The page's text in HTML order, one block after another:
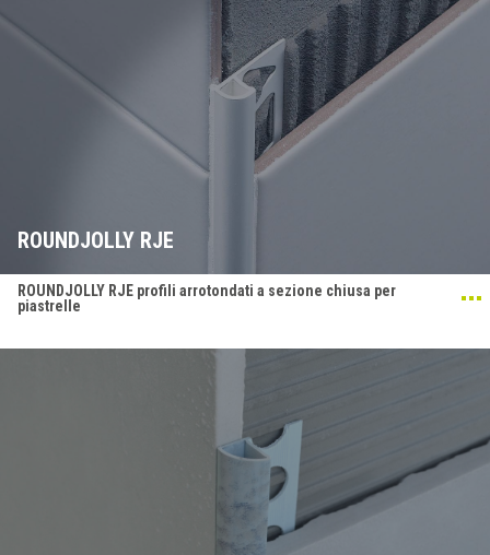
ROUNDJOLLY RJE
ROUNDJOLLY RJE profili arrotondati a sezione chiusa per
piastrelle